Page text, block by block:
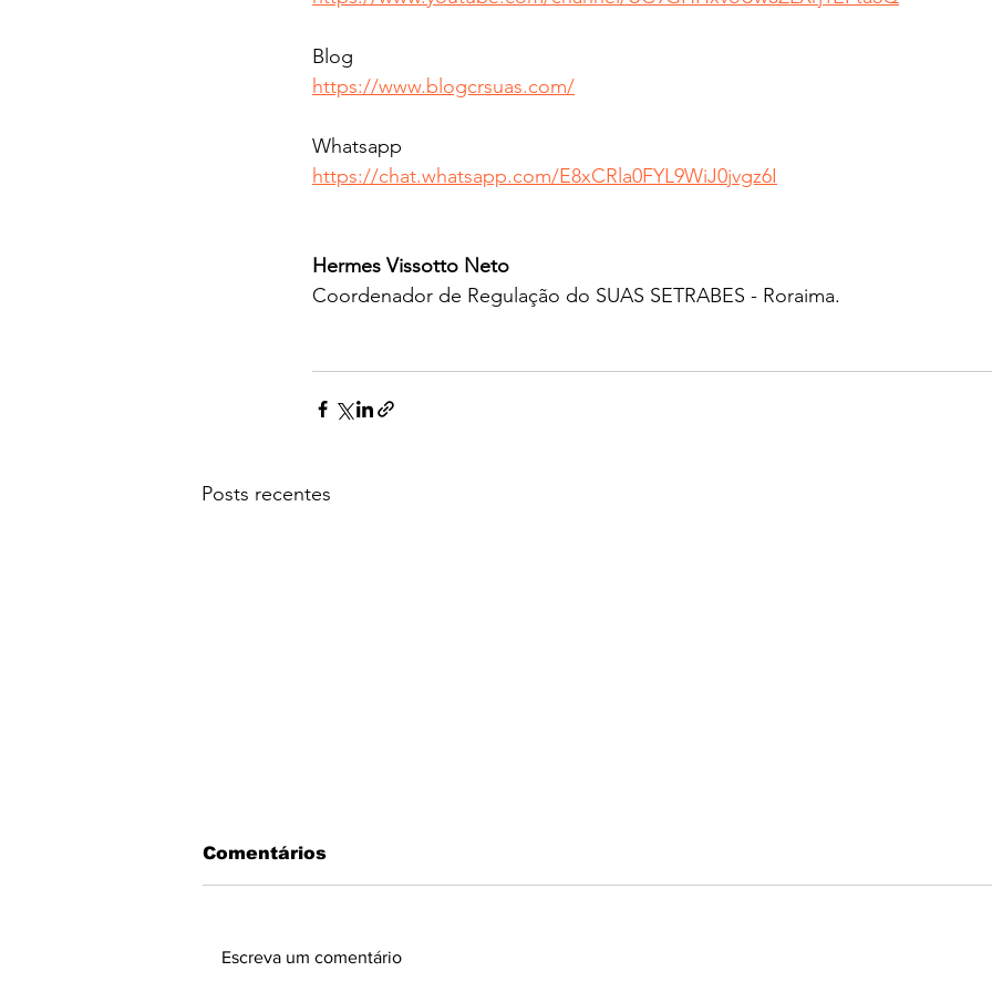
Blog
https://www.blogcrsuas.com/
Whatsapp
https://chat.whatsapp.com/E8xCRla0FYL9WiJ0jvgz6I
Hermes Vissotto Neto
Coordenador de Regulação do SUAS SETRABES - Roraima.
Posts recentes
Comentários
Escreva um comentário